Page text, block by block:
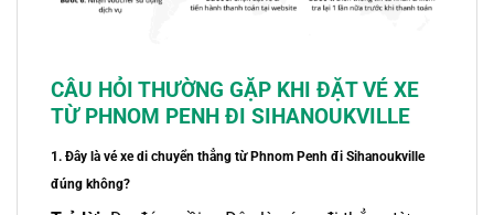
CÂU HỎI THƯỜNG GẶP KHI ĐẶT VÉ XE
TỪ PHNOM PENH ĐI SIHANOUKVILLE
1. Đây là vé xedi chuyển thẳng từ Phnom Penh đi Sihanoukville
đúng không?